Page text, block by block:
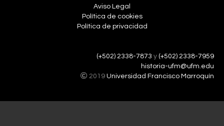
Aviso Legal
Política de cookies
Política de privacidad
(+502) 2338-7873 y (+502) 2338-7959
historia-ufm@ufm.edu
2019 Universidad Francisco Marroquín